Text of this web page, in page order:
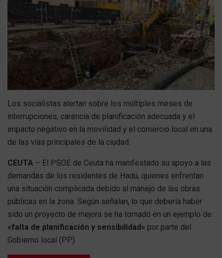
Los socialistas alertan sobre los múltiples meses de
interrupciones, carencia de planificación adecuada y el
impacto negativo en la movilidad y el comercio local en una
de las vías principales de la ciudad.
CEUTA – El PSOE de Ceuta ha manifestado su apoyo a las
demandas de los residentes de Hadú, quienes enfrentan
una situación complicada debido al manejo de las obras
públicas en la zona. Según señalan, lo que debería haber
sido un proyecto de mejora se ha tornado en un ejemplo de
«falta de planificación y sensibilidad» por parte del
Gobierno local (PP).